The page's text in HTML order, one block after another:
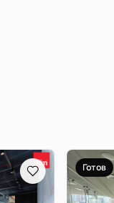
Готов